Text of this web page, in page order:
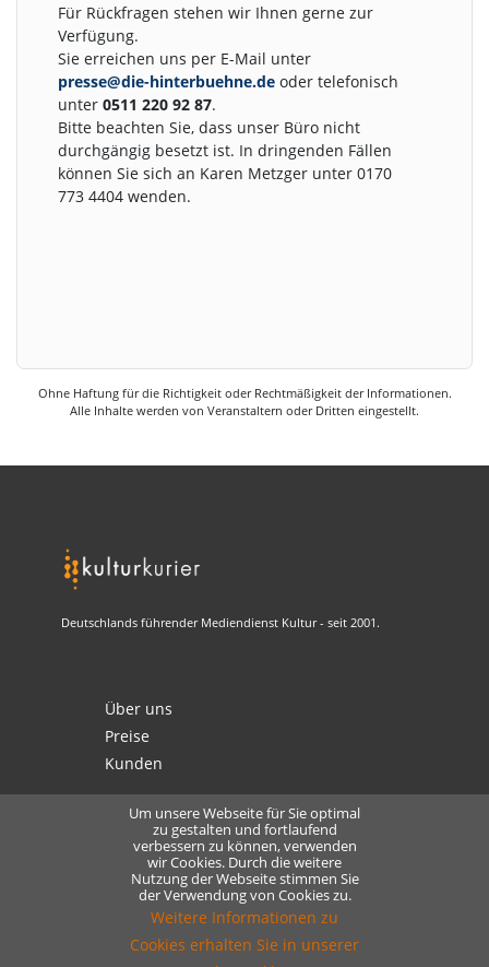
Für Rückfragen stehen wir Ihnen gerne zur
Verfügung.
Sie erreichen uns per E-Mail unter
presse@die-hinterbuehne.de oder telefonisch
unter0511 220 92 87.
Bitte beachten Sie, dass unser Büro nicht
durchgängig besetzt ist. In dringenden Fällen
können Sie sich an Karen Metzger unter 0170
773 4404 wenden.
Ohne Haftung für die Richtigkeit oder Rechtmäßigkeit der Informationen.
Alle Inhalte werden von Veranstaltern oder Dritten eingestellt.
Deutschlands führender Mediendienst Kultur - seit 2001.
Über uns
Preise
Kunden
Kontakt
Datenschutz
Lizensierung
Um unsere Webseite für Sie optimal
zu gestalten und fortlaufend
verbessern zu können, verwenden
wir Cookies. Durch die weitere
Nutzung der Webseite stimmen Sie
der Verwendung von Cookies zu.
Weitere Informationen zu
Cookies erhalten Sie in unserer